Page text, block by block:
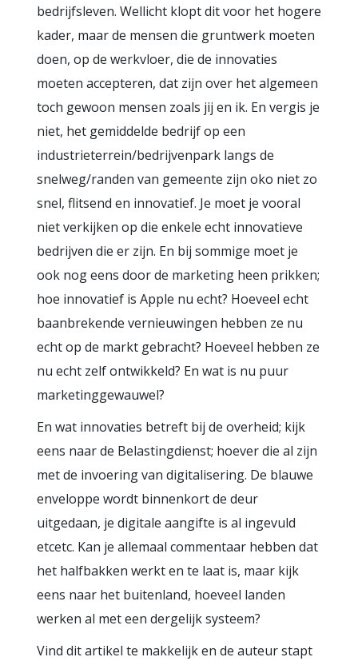
bedrijfsleven. Wellicht klopt dit voor het hogere
kader, maar de mensen die gruntwerk moeten
doen, op de werkvloer, die de innovaties
moeten accepteren, dat zijn over het algemeen
toch gewoon mensen zoals jij en ik. En vergis je
niet, het gemiddelde bedrijf op een
industrieterrein/bedrijvenpark langs de
snelweg/randen van gemeente zijn oko niet zo
snel, flitsend en innovatief. Je moet je vooral
niet verkijken op die enkele echt innovatieve
bedrijven die er zijn. En bij sommige moet je
ook nog eens door de marketing heen prikken;
hoe innovatief is Apple nu echt? Hoeveel echt
baanbrekende vernieuwingen hebben ze nu
echt op de markt gebracht? Hoeveel hebben ze
nu echt zelf ontwikkeld? En wat is nu puur
marketinggewauwel?
En wat innovaties betreft bij de overheid; kijk
eens naar de Belastingdienst; hoever die al zijn
met de invoering van digitalisering. De blauwe
enveloppe wordt binnenkort de deur
uitgedaan, je digitale aangifte is al ingevuld
etcetc. Kan je allemaal commentaar hebben dat
het halfbakken werkt en te laat is, maar kijk
eens naar het buitenland, hoeveel landen
werken al met een dergelijk systeem?
Vind dit artikel te makkelijk en de auteur stapt